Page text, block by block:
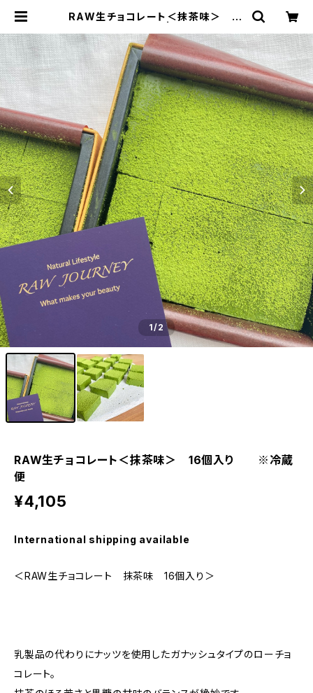
RAW生チョコレート＜抹茶味＞ 16
EY オーガニックナッツ・ローカカ
オ・ドライフルーツの通販
1/2
RAW生チョコレート＜抹茶味＞ 16個入り ※冷蔵
便
¥4,105
International shipping available
＜RAW生チョコレート 抹茶味 16個入り＞
乳製品の代わりにナッツを使用したガナッシュタイプのローチョ
コレート。